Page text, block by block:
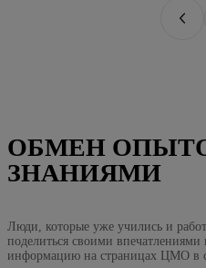
ОБМЕН
ЗНАНИЯМИ
Люди, которые уже учились и
поделиться своими
информацию на страницах ЦМО в